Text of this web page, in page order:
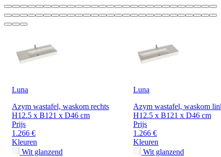
Luna
Azym wastafel, waskom rechts
H12.5 x B121 x D46 cm
Prijs
1.266 €
Kleuren
Wit glanzend
Luna
Azym wastafel, waskom
H12.5 x B121 x D46 cm
Prijs
1.266 €
Kleuren
Wit glanzend